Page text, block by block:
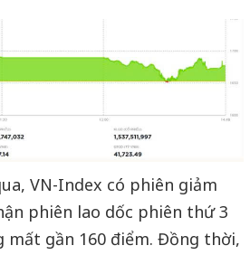
VN-Index có phiên giảm
phiên lao dốc phiên thứ 3
mất gần 160 điểm. Đồng thời,